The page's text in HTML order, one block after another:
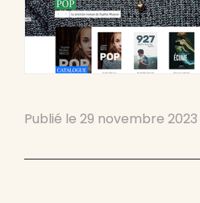
Publié le 29 novembre 2023